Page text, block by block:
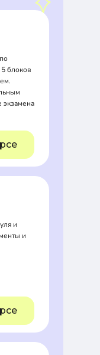
блоков
и
и